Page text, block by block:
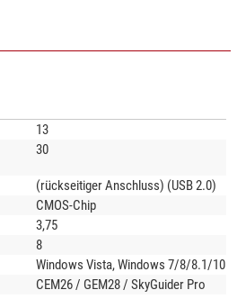
und Uhrzeit die exakte Position
grob korrekt aufgestellten Montierung.
Refraktion berücksichtigt.
USB-Port und funktioniert mit den
GEM28und auch dem
sich der virtuelle Pol auf Ihrem
Azimut-Schrauben während der
nach links/rechts bewegt. Dies hat
13
30
(rückseitiger Anschluss) (USB 2.0)
CMOS-Chip
3,75
8
Windows Vista, Windows 7/8/8.1/10
CEM26 / GEM28 / SkyGuider Pro